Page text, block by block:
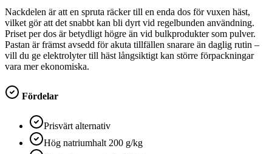
Nackdelen är att en spruta räcker till en enda dos för vuxen häst,
vilket gör att det snabbt kan bli dyrt vid regelbunden användning.
Priset per dos är betydligt högre än vid bulkprodukter som pulver.
Pastan är främst avsedd för akuta tillfällen snarare än daglig rutin –
vill du ge elektrolyter till häst långsiktigt kan större förpackningar
vara mer ekonomiska.
Fördelar
Prisvärt alternativ
Hög natriumhalt 200 g/kg